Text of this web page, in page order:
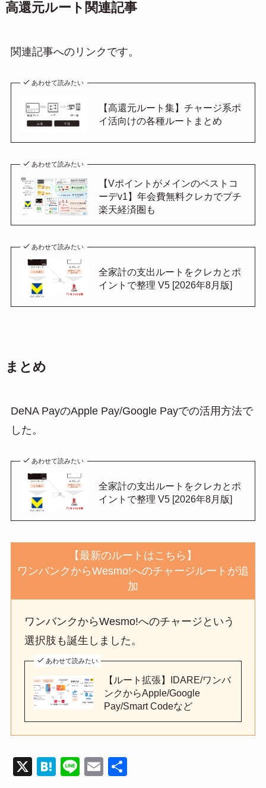
高還元ルート関連記事
関連記事へのリンクです。
あわせて読みたい
【高還元ルート集】チャージ系ポ
イ活向けの各種ルートまとめ
あわせて読みたい
【Vポイントがメインのベストコ
ーデv1】年会費無料クレカでプチ
楽天経済圏も
あわせて読みたい
全家計の支出ルートをクレカとポ
イントで整理 V5 [2026年8月版]
まとめ
DeNA PayのApple Pay/Google Payでの活用方法で
した。
あわせて読みたい
全家計の支出ルートをクレカとポ
イントで整理 V5 [2026年8月版]
【最新のルートはこちら】
ワンバンクからWesmo!へのチャージルートが追
加
ワンバンクからWesmo!へのチャージという
選択肢も誕生しました。
あわせて読みたい
【ルート拡張】IDARE/ワンバ
ンクからApple/Google
Pay/Smart Codeなど
X
H
Li
E